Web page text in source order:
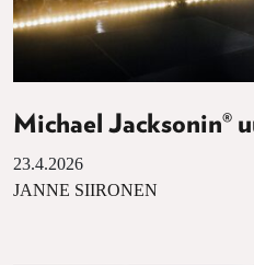
Michael Jacksonin®
23.4.2026
JANNE SIIRONEN